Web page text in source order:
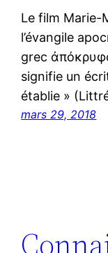
Le film Marie-
l’évangile
grec
signifie un
établie »
mars 29, 2018